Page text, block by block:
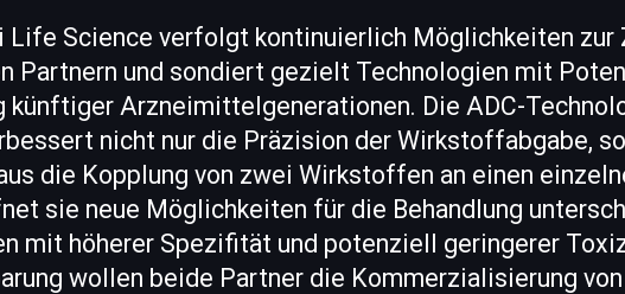
Life Science verfolgt kontinuierlich Möglichkeiten zur
Partnern und sondiert gezielt Technologien mit
künftiger Arzneimittelgenerationen. Die ADC-
nicht nur die Präzision der Wirkstoffabgabe,
die Kopplung von zwei Wirkstoffen an einen
sie neue Möglichkeiten für die Behandlung
mit höherer Spezifität und potenziell geringerer
wollen beide Partner die Kommerzialisierung von